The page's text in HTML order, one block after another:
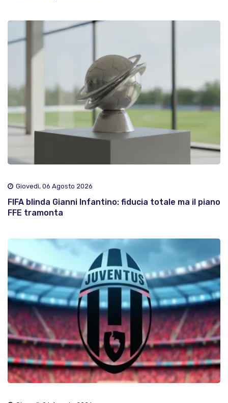
Giovedì, 06 Agosto 2026
FIFA blinda Gianni Infantino: fiducia totale ma il piano
FFE tramonta